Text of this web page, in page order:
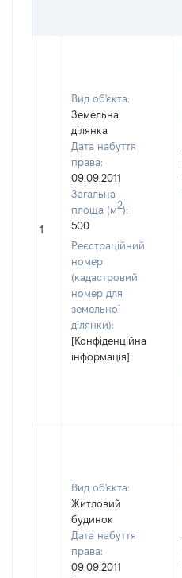
1
Вид об'єкта:
Земельна
ділянка
Дата набуття
права:
09.09.2011
Загальна
площа (м2):
500
Реєстраційний
номер
(кадастровий
номер для
земельної
ділянки):
[Конфіденційна
інформація]
Вид об'єкта:
Житловий
будинок
Дата набуття
права:
09.09.2011